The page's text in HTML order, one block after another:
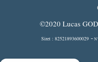
©2020 Lucas
Siret : 82521893600029 -